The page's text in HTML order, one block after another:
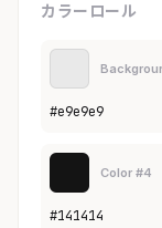
カラーロール
#e9e9e9
Color #4
#141414